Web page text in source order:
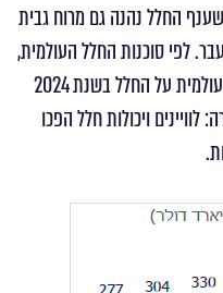
החלל נהנה גם מרוח גבית
לפי סוכנות החלל העולמית,
יותר ממחצית מההוצאה הממשלתית העולמית על החלל בשנת 2024
ויכולות חלל הפכו